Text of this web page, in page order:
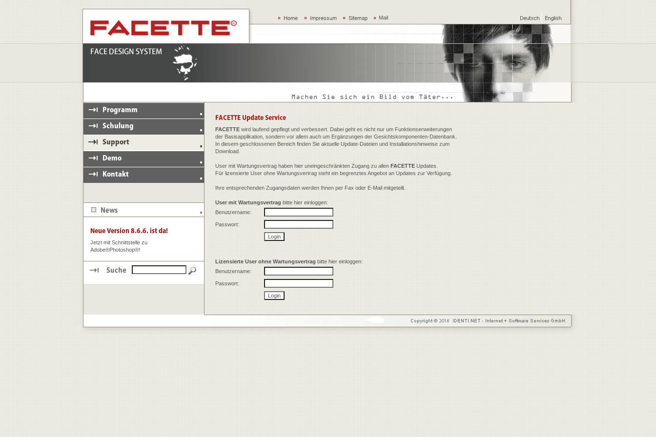
Mail
Jetzt mit Schnittstelle zu
Adobe®Photoshop®!
FACETTE wird laufend gepflegt und verbessert. Dabei geht es nicht nur um Funktionserweiterungen
der Basisapplikation, sondern vor allem auch um Ergänzungen der Gesichtskomponenten-Datenbank.
In diesem geschlossenen Bereich finden Sie aktuelle Update-Dateien und Installationshinweise zum
Download.
User mit Wartungsvertrag haben hier uneingeschränkten Zugang zu allen FACETTE Updates.
Für lizensierte User ohne Wartungsvertrag steht ein begrenztes Angebot an Updates zur Verfügung.
Ihre entsprechenden Zugangsdaten werden Ihnen per Fax oder E-Mail mitgeteilt.
User mit Wartungsvertrag bitte hier einloggen:
Benutzername:
Passwort:
Lizensierte User ohne Wartungsvertrag bitte hier einloggen:
Benutzername:
Passwort: